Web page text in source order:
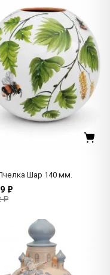
Шар 140 мм.
₽
₽